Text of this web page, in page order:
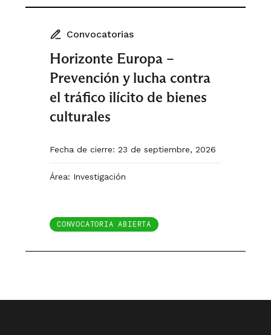
Convocatorias
Horizonte Europa –
Prevención y lucha contra
el tráfico ilícito de bienes
culturales
Fecha de cierre: 23 de septiembre, 2026
Área: Investigación
CONVOCATORIA ABIERTA